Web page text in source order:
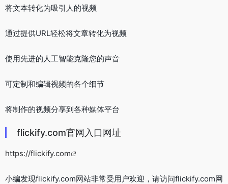
将文本转化为吸引人的视频
通过提供URL轻松将文章转化为视频
使用先进的人工智能克隆您的声音
可定制和编辑视频的各个细节
将制作的视频分享到各种媒体平台
flickify.com官网入口网址
https://flickify.com
小编发现flickify.com网站非常受用户欢迎，请访问flickify.com网